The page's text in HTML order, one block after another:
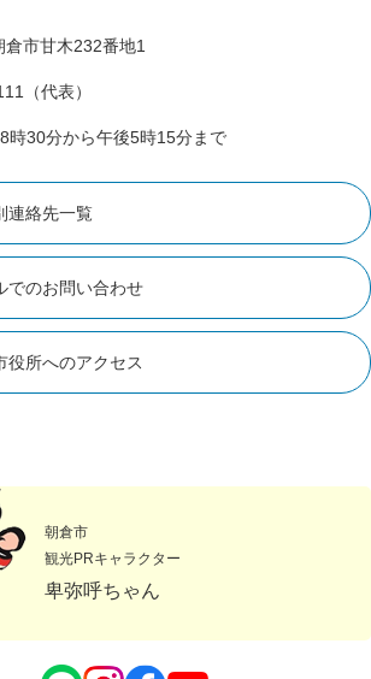
市甘木232番地1
（代表）
時30分から午後5時15分まで
連絡先一覧
でのお問い合わせ
役所へのアクセス
朝倉市
観光PRキャラクター
卑弥呼ちゃん